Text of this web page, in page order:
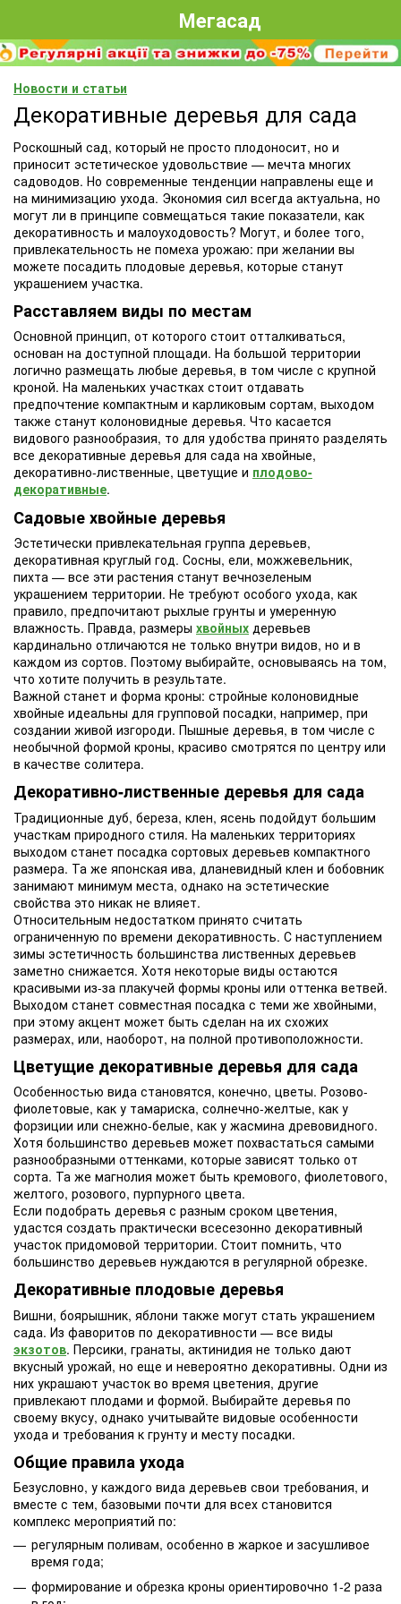
Мегасад
Новости и статьи
Декоративные деревья для сада
Роскошный сад, который не просто плодоносит, но и
приносит эстетическое удовольствие — мечта многих
садоводов. Но современные тенденции направлены еще и
на минимизацию ухода. Экономия сил всегда актуальна, но
могут ли в принципе совмещаться такие показатели, как
декоративность и малоуходовость? Могут, и более того,
привлекательность не помеха урожаю: при желании вы
можете посадить плодовые деревья, которые станут
украшением участка.
Расставляем виды по местам
Основной принцип, от которого стоит отталкиваться,
основан на доступной площади. На большой территории
логично размещать любые деревья, в том числе с крупной
кроной. На маленьких участках стоит отдавать
предпочтение компактным и карликовым сортам, выходом
также станут колоновидные деревья. Что касается
видового разнообразия, то для удобства принято разделять
все декоративные деревья для сада на хвойные,
декоративно-лиственные, цветущие и плодово-
декоративные.
Садовые хвойные деревья
Эстетически привлекательная группа деревьев,
декоративная круглый год. Сосны, ели, можжевельник,
пихта — все эти растения станут вечнозеленым
украшением территории. Не требуют особого ухода, как
правило, предпочитают рыхлые грунты и умеренную
влажность. Правда, размеры хвойных деревьев
кардинально отличаются не только внутри видов, но и в
каждом из сортов. Поэтому выбирайте, основываясь на том,
что хотите получить в результате.
Важной станет и форма кроны: стройные колоновидные
хвойные идеальны для групповой посадки, например, при
создании живой изгороди. Пышные деревья, в том числе с
необычной формой кроны, красиво смотрятся по центру или
в качестве солитера.
Декоративно-лиственные деревья для сада
Традиционные дуб, береза, клен, ясень подойдут большим
участкам природного стиля. На маленьких территориях
выходом станет посадка сортовых деревьев компактного
размера. Та же японская ива, дланевидный клен и бобовник
занимают минимум места, однако на эстетические
свойства это никак не влияет.
Относительным недостатком принято считать
ограниченную по времени декоративность. С наступлением
зимы эстетичность большинства лиственных деревьев
заметно снижается. Хотя некоторые виды остаются
красивыми из-за плакучей формы кроны или оттенка ветвей.
Выходом станет совместная посадка с теми же хвойными,
при этому акцент может быть сделан на их схожих
размерах, или, наоборот, на полной противоположности.
Цветущие декоративные деревья для сада
Особенностью вида становятся, конечно, цветы. Розово-
фиолетовые, как у тамариска, солнечно-желтые, как у
форзиции или снежно-белые, как у жасмина древовидного.
Хотя большинство деревьев может похвастаться самыми
разнообразными оттенками, которые зависят только от
сорта. Та же магнолия может быть кремового, фиолетового,
желтого, розового, пурпурного цвета.
Если подобрать деревья с разным сроком цветения,
удастся создать практически всесезонно декоративный
участок придомовой территории. Стоит помнить, что
большинство деревьев нуждаются в регулярной обрезке.
Декоративные плодовые деревья
Вишни, боярышник, яблони также могут стать украшением
сада. Из фаворитов по декоративности — все виды
экзотов. Персики, гранаты, актинидия не только дают
вкусный урожай, но еще и невероятно декоративны. Одни из
них украшают участок во время цветения, другие
привлекают плодами и формой. Выбирайте деревья по
своему вкусу, однако учитывайте видовые особенности
ухода и требования к грунту и месту посадки.
Общие правила ухода
Безусловно, у каждого вида деревьев свои требования, и
вместе с тем, базовыми почти для всех становится
комплекс мероприятий по:
регулярным поливам, особенно в жаркое и засушливое
время года;
формирование и обрезка кроны ориентировочно 1-2 раза